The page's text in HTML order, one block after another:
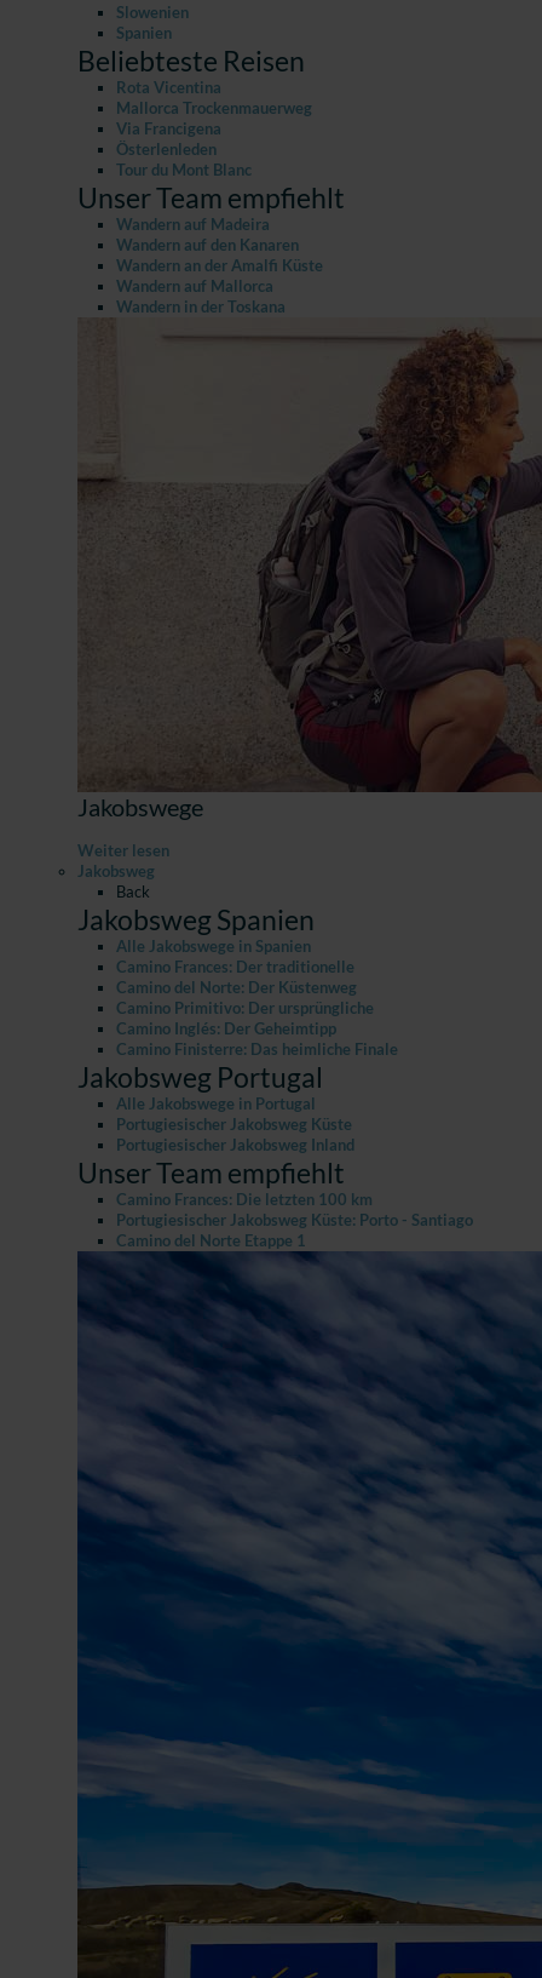
Slowenien
Spanien
Beliebteste Reisen
Rota Vicentina
Mallorca Trockenmauerweg
Via Francigena
Österlenleden
Tour du Mont Blanc
Unser Team empfiehlt
Wandern auf Madeira
Wandern auf den Kanaren
Wandern an der Amalfi Küste
Wandern auf Mallorca
Wandern in der Toskana
Jakobswege
Weiter lesen
Jakobsweg
Back
Jakobsweg Spanien
Alle Jakobswege in Spanien
Camino Frances: Der traditionelle
Camino del Norte: Der Küstenweg
Camino Primitivo: Der ursprüngliche
Camino Inglés: Der Geheimtipp
Camino Finisterre: Das heimliche Finale
Jakobsweg Portugal
Alle Jakobswege in Portugal
Portugiesischer Jakobsweg Küste
Portugiesischer Jakobsweg Inland
Unser Team empfiehlt
Camino Frances: Die letzten 100 km
Portugiesischer Jakobsweg Küste: Porto - Santiago
Camino del Norte Etappe 1